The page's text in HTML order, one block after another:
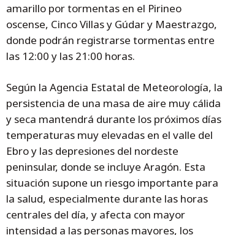
amarillo por tormentas en el Pirineo
oscense, Cinco Villas y Gúdar y Maestrazgo,
donde podrán registrarse tormentas entre
las 12:00 y las 21:00 horas.
Según la Agencia Estatal de Meteorología, la
persistencia de una masa de aire muy cálida
y seca mantendrá durante los próximos días
temperaturas muy elevadas en el valle del
Ebro y las depresiones del nordeste
peninsular, donde se incluye Aragón. Esta
situación supone un riesgo importante para
la salud, especialmente durante las horas
centrales del día, y afecta con mayor
intensidad a las personas mayores, los